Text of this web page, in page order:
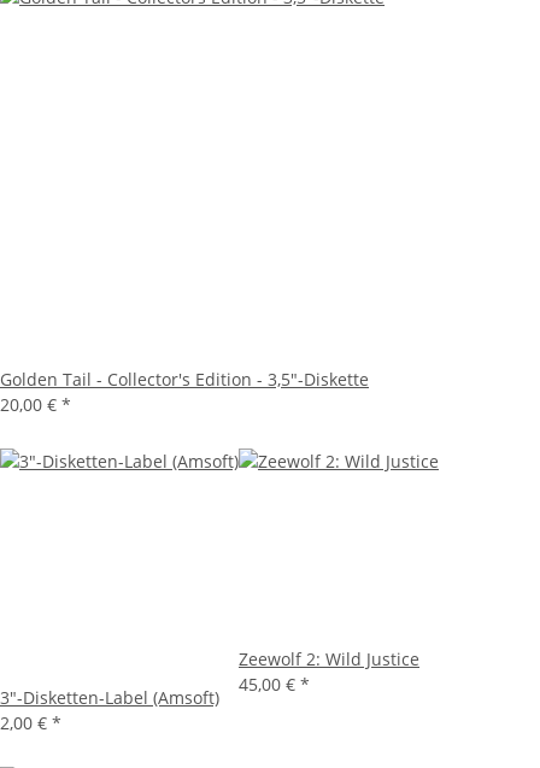
Golden Tail - Collector's Edition - 3,5"-Diskette
20,00 € *
3"-Disketten-Label (Amsoft)
2,00 € *
Zeewolf 2: Wild Justice
45,00 € *